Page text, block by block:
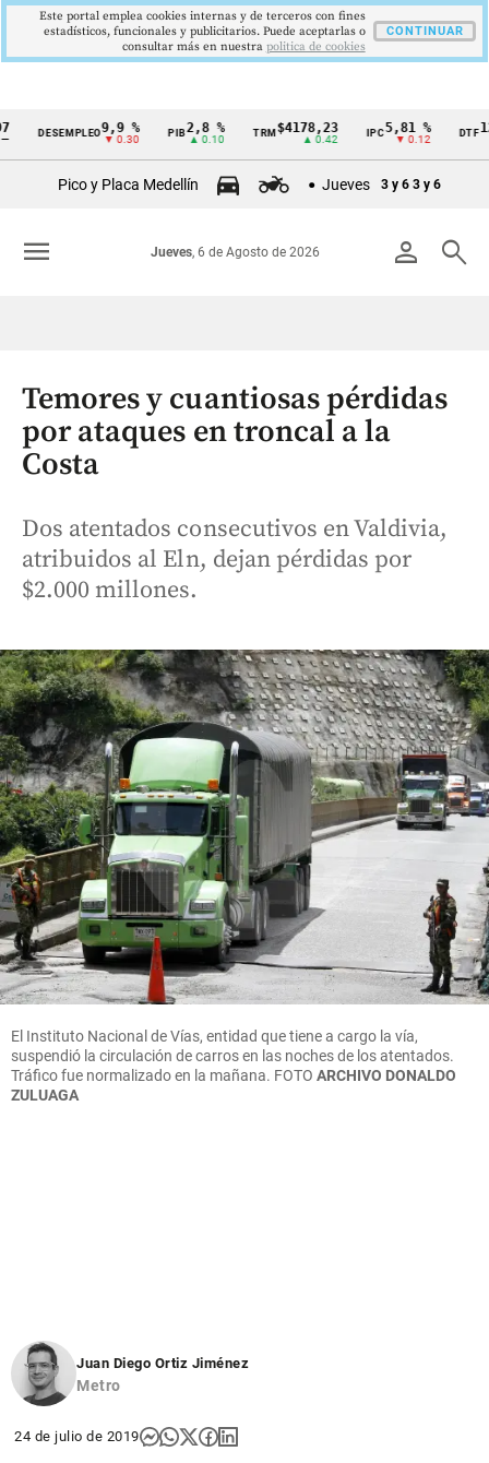
Cintillo
Colombia
DESEMPLEO9,9 %
▼ 0.30
PIB 2,8 %
▲ 0.10
TRM $4178,23
▲ 0.42
IPC 5,81 %
▼ 0.12
DTF 12,48
▲
Pico y Placa Medellín Jueves 3 y 6 3 y 6
person search
Jueves, 6 de Agosto de 2026
menu
Temores y cuantiosas pérdidas
por ataques en troncal a la
Costa
Dos atentados consecutivos en Valdivia,
atribuidos al Eln, dejan pérdidas por
$2.000 millones.
El Instituto Nacional de Vías, entidad que tiene a cargo la vía,
suspendió la circulación de carros en las noches de los atentados.
Tráfico fue normalizado en la mañana. FOTO ARCHIVO DONALDO
ZULUAGA
Juan Diego Ortiz Jiménez
Metro
24 de julio de 2019
Este portal emplea cookies internas y de terceros con fines
estadísticos, funcionales y publicitarios. Puede aceptarlas o
consultar más en nuestra politica de cookies
CONTINUAR